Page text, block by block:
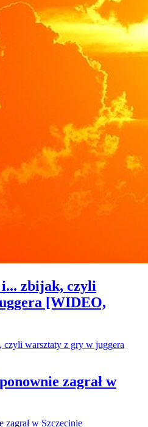
zbijak, czyli
[WIDEO,
zagrał w